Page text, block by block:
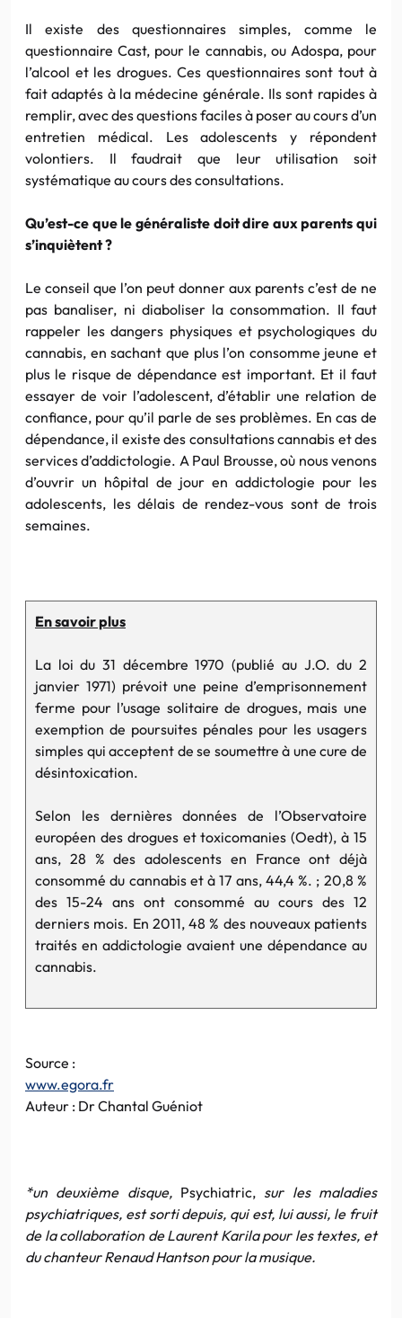
Il existe des questionnaires simples, comme le
questionnaire Cast, pour le cannabis, ou Adospa, pour
l’alcool et les drogues. Ces questionnaires sont tout à
fait adaptés à la médecine générale. Ils sont rapides à
remplir, avec des questions faciles à poser au cours d’un
entretien médical. Les adolescents y répondent
volontiers. Il faudrait que leur utilisation soit
systématique au cours des consultations.
Qu’est-ce que le généraliste doit dire aux parents qui
s’inquiètent ?
Le conseil que l’on peut donner aux parents c’est de ne
pas banaliser, ni diaboliser la consommation. Il faut
rappeler les dangers physiques et psychologiques du
cannabis, en sachant que plus l’on consomme jeune et
plus le risque de dépendance est important. Et il faut
essayer de voir l’adolescent, d’établir une relation de
confiance, pour qu’il parle de ses problèmes. En cas de
dépendance, il existe des consultations cannabis et des
services d’addictologie. A Paul Brousse, où nous venons
d’ouvrir un hôpital de jour en addictologie pour les
adolescents, les délais de rendez-vous sont de trois
semaines.
En savoir plus
La loi du 31 décembre 1970 (publié au J.O. du 2
janvier 1971) prévoit une peine d’emprisonnement
ferme pour l’usage solitaire de drogues, mais une
exemption de poursuites pénales pour les usagers
simples qui acceptent de se soumettre à une cure de
désintoxication.
Selon les dernières données de l’Observatoire
européen des drogues et toxicomanies (Oedt), à 15
ans, 28 % des adolescents en France ont déjà
consommé du cannabis et à 17 ans, 44,4 %. ; 20,8 %
des 15-24 ans ont consommé au cours des 12
derniers mois. En 2011, 48 % des nouveaux patients
traités en addictologie avaient une dépendance au
cannabis.
Source :
www.egora.fr
Auteur : Dr Chantal Guéniot
*un deuxième disque, Psychiatric, sur les maladies
psychiatriques, est sorti depuis, qui est, lui aussi, le fruit
de la collaboration de Laurent Karila pour les textes, et
du chanteur Renaud Hantson pour la musique.